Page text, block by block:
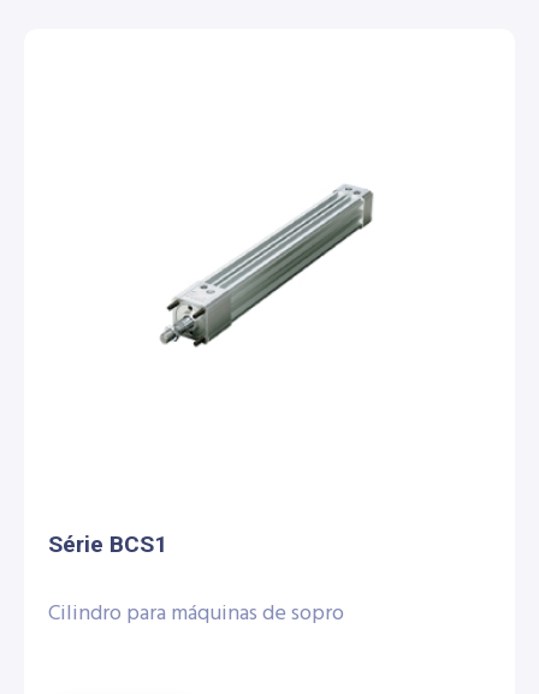
Série BCS1
Cilindro para máquinas de sopro